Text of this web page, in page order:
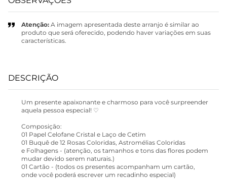
Atenção: A imagem apresentada deste arranjo é similar ao
produto que será oferecido, podendo haver variações em suas
características.
DESCRIÇÃO
Um presente apaixonante e charmoso para você surpreender
aquela pessoa especial! ♡
Composição:
01 Papel Celofane Cristal e Laço de Cetim
01 Buquê de 12 Rosas Coloridas, Astromélias Coloridas
e Folhagens - (atenção, os tamanhos e tons das flores podem
mudar devido serem naturais.)
01 Cartão - (todos os presentes acompanham um cartão,
onde você poderá escrever um recadinho especial)